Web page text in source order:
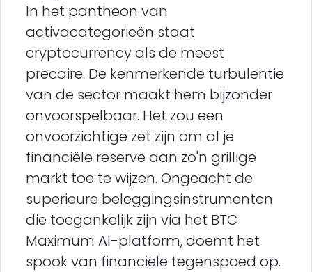
In het pantheon van
activacategorieën staat
cryptocurrency als de meest
precaire. De kenmerkende turbulentie
van de sector maakt hem bijzonder
onvoorspelbaar. Het zou een
onvoorzichtige zet zijn om al je
financiële reserve aan zo'n grillige
markt toe te wijzen. Ongeacht de
superieure beleggingsinstrumenten
die toegankelijk zijn via het BTC
Maximum AI-platform, doemt het
spook van financiële tegenspoed op.